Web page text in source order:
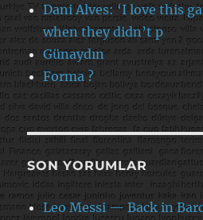
Dani Alves: ‘I love this
when they didn’t p
Günaydın
Forma ?
SON YORUMLAR
Leo Messi — Back in